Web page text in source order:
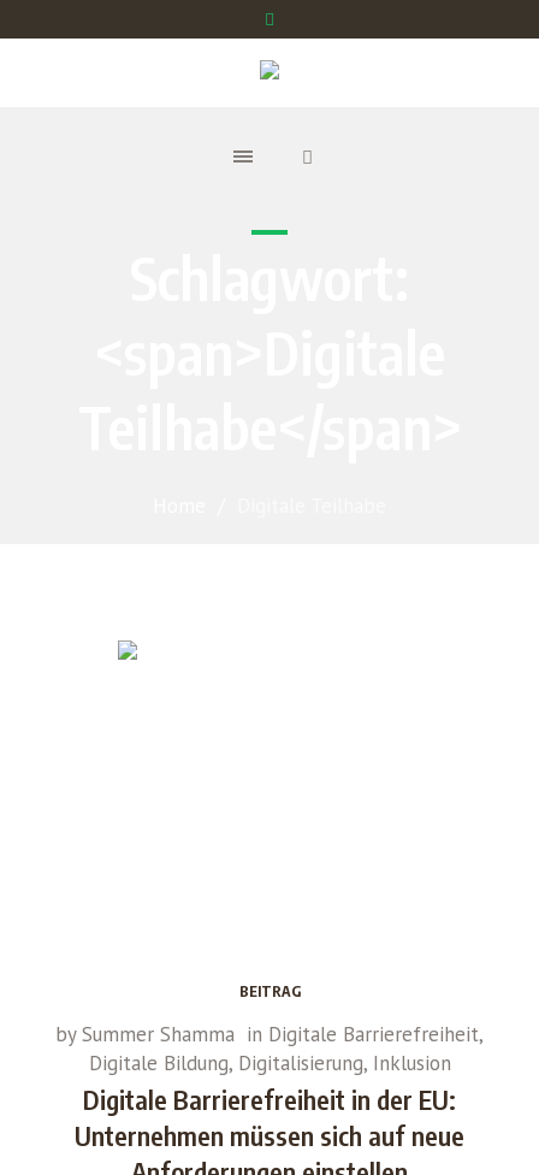
BEITRAG
bySummer Shamma in Digitale Barrierefreiheit,
Digitale Bildung, Digitalisierung, Inklusion
Digitale Barrierefreiheit in der EU:
Unternehmen müssen sich auf neue